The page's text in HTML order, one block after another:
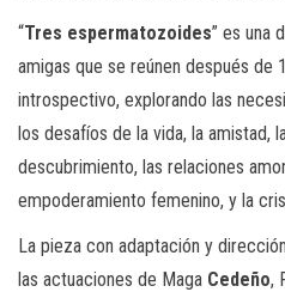
“Tres espermatozoides” es una
amigas que se reúnen después de
introspectivo, explorando las
los desafíos de la vida, la amistad,
descubrimiento, las relaciones
empoderamiento femenino, y la
La pieza con adaptación y
las actuaciones de Maga Cedeño,